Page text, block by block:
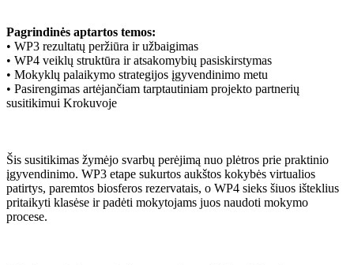
Pagrindinės aptartos temos:
• WP3 rezultatų peržiūra ir užbaigimas
• WP4 veiklų struktūra ir atsakomybių pasiskirstymas
• Mokyklų palaikymo strategijos įgyvendinimo metu
• Pasirengimas artėjančiam tarptautiniam projekto partnerių
susitikimui Krokuvoje
Šis susitikimas žymėjo svarbų perėjimą nuo plėtros prie praktinio
įgyvendinimo. WP3 etape sukurtos aukštos kokybės virtualios
patirtys, paremtos biosferos rezervatais, o WP4 sieks šiuos išteklius
pritaikyti klasėse ir padėti mokytojams juos naudoti mokymo
procese.